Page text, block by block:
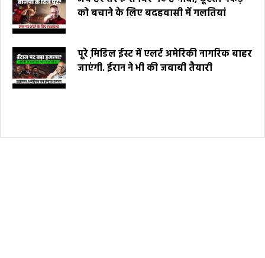
को बचाने के लिए बदहवासी में गलतियां
पूरे मि़डिल ईस्ट में एलर्ट अमेरिकी नागरिक बाहर
जाएंगी. ईरान ने भी की जवाबी तैयारी